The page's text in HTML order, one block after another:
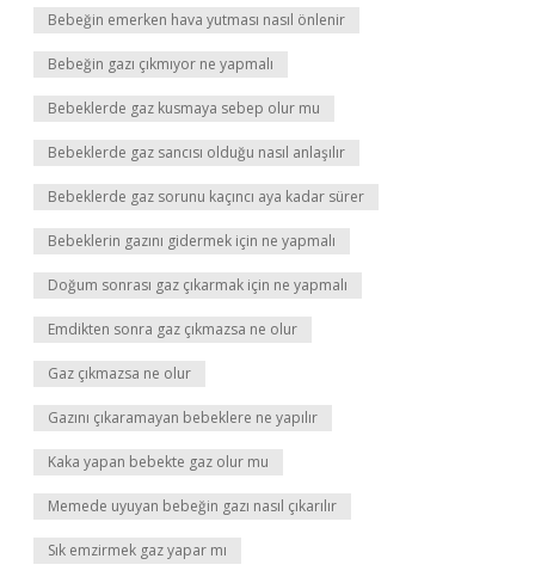
Bebeğin emerken hava yutması nasıl önlenir
Bebeğin gazı çıkmıyor ne yapmalı
Bebeklerde gaz kusmaya sebep olur mu
Bebeklerde gaz sancısı olduğu nasıl anlaşılır
Bebeklerde gaz sorunu kaçıncı aya kadar sürer
Bebeklerin gazını gidermek için ne yapmalı
Doğum sonrası gaz çıkarmak için ne yapmalı
Emdikten sonra gaz çıkmazsa ne olur
Gaz çıkmazsa ne olur
Gazını çıkaramayan bebeklere ne yapılır
Kaka yapan bebekte gaz olur mu
Memede uyuyan bebeğin gazı nasıl çıkarılır
Sık emzirmek gaz yapar mı